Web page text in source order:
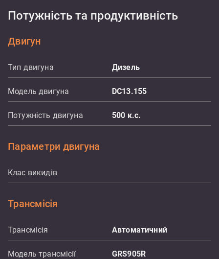
Потужність та продуктивність
Двигун
Тип двигуна Дизель
Модель двигуна DC13.155
Потужність двигуна 500 к.с.
Параметри двигуна
Клас викидів
Трансмісія
Трансмісія Автоматичний
Модель трансмісії GRS905R